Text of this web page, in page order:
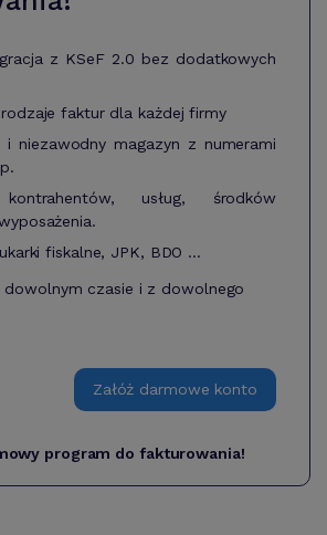
z KSeF 2.0 bez dodatkowych
faktur dla każdej firmy
i niezawodny magazyn z numerami
kontrahentów, usług, środków
fiskalne, JPK, BDO ...
dowolnym czasie i z dowolnego
Załóż darmowe konto
program do fakturowania!